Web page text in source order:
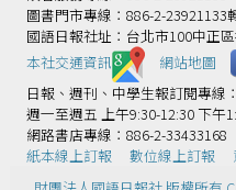
圖書門市專線：886-2-23921133
國語日報社址：台北市100中正
本社交通資訊️
網站地圖
日報、週刊、中學生報訂閱專線
週一至週五 上午9:30-12:30 下午
網路書店專線：886-2-33433168
紙本線上訂報
數位線上訂報